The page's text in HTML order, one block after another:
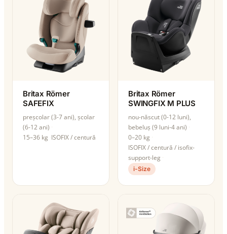
Britax Römer
SAFEFIX
preșcolar (3-7 ani), școlar
(6-12 ani)
15–36 kg ISOFIX / centură
Britax Römer
SWINGFIX M PLUS
nou-născut (0-12 luni),
bebeluș (9 luni-4 ani)
0–20 kg
ISOFIX / centură / isofix-
support-leg
i-Size